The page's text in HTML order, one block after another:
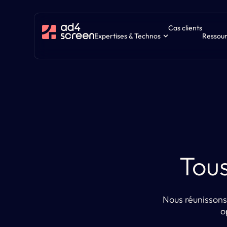
Expertises & Technos
Cas clients
Nous